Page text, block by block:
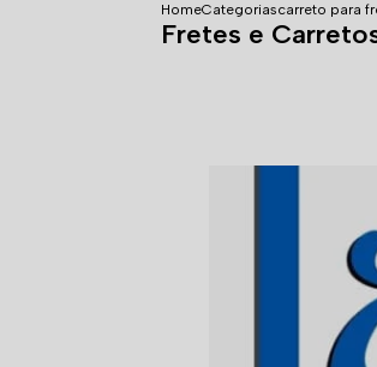
HomeCategoriascarreto para
Fretes e